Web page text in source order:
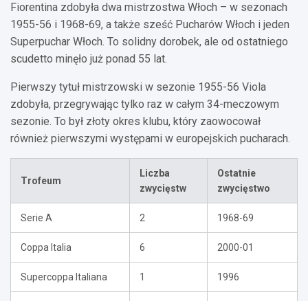
Fiorentina zdobyła dwa mistrzostwa Włoch – w sezonach
1955-56 i 1968-69, a także sześć Pucharów Włoch i jeden
Superpuchar Włoch. To solidny dorobek, ale od ostatniego
scudetto minęło już ponad 55 lat.
Pierwszy tytuł mistrzowski w sezonie 1955-56 Viola
zdobyła, przegrywając tylko raz w całym 34-meczowym
sezonie. To był złoty okres klubu, który zaowocował
również pierwszymi występami w europejskich pucharach.
Trofeum
Liczba
zwycięstw
Ostatnie
zwycięstwo
Serie A 2 1968-69
Coppa Italia 6 2000-01
Supercoppa Italiana 1 1996